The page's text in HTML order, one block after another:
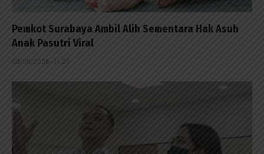
Pemkot Surabaya Ambil Alih Sementara Hak Asuh
Anak Pasutri Viral
09/08/2026 - 14:20